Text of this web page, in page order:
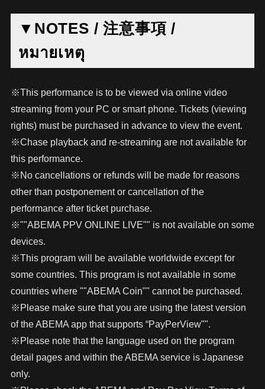
▼NOTES / 注意事項 /
หมายเหตุ
※This performance is to be viewed via online video
streaming from your PC or smart phone. Tickets (viewing
rights) must be purchased in advance to view the event.
※Chase playback and re-streaming are not available for
this performance.
※No cancellations or refunds will be made for reasons
other than postponement or cancellation of the
performance after ticket purchase.
※""ABEMA PPV ONLINE LIVE"" is not available on some
devices.
※This program will be available worldwide except for
some countries. This program is not available in some
countries where ""ABEMA Coin"" cannot be purchased.
※Please make sure that you are using the latest version
of the ABEMA app that supports “PayPerView"".
※Please note that the language used on the program
detail pages and within the ABEMA service is Japanese
only.